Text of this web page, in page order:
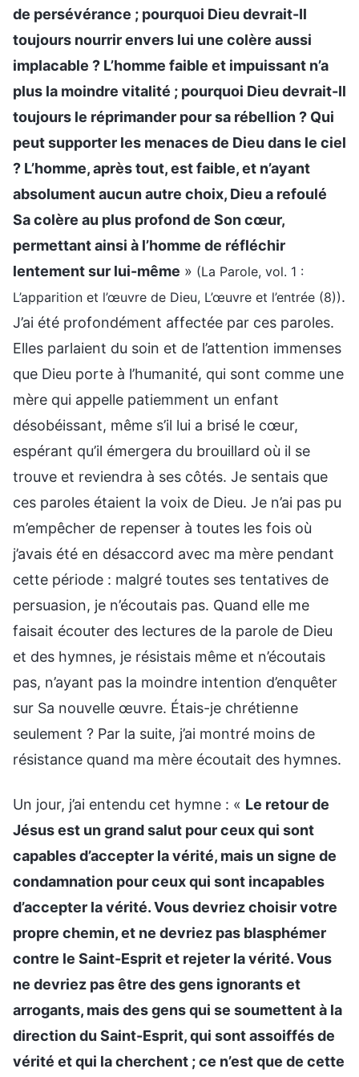
de persévérance ; pourquoi Dieu devrait-Il
toujours nourrir envers lui une colère aussi
implacable ? L’homme faible et impuissant n’a
plus la moindre vitalité ; pourquoi Dieu devrait-Il
toujours le réprimander pour sa rébellion ? Qui
peut supporter les menaces de Dieu dans le ciel
? L’homme, après tout, est faible, et n’ayant
absolument aucun autre choix, Dieu a refoulé
Sa colère au plus profond de Son cœur,
permettant ainsi à l’homme de réfléchir
lentement sur lui-même » (La Parole, vol. 1 :
L’apparition et l’œuvre de Dieu, L’œuvre et l’entrée (8)).
J’ai été profondément affectée par ces paroles.
Elles parlaient du soin et de l’attention immenses
que Dieu porte à l’humanité, qui sont comme une
mère qui appelle patiemment un enfant
désobéissant, même s’il lui a brisé le cœur,
espérant qu’il émergera du brouillard où il se
trouve et reviendra à ses côtés. Je sentais que
ces paroles étaient la voix de Dieu. Je n’ai pas pu
m’empêcher de repenser à toutes les fois où
j’avais été en désaccord avec ma mère pendant
cette période : malgré toutes ses tentatives de
persuasion, je n’écoutais pas. Quand elle me
faisait écouter des lectures de la parole de Dieu
et des hymnes, je résistais même et n’écoutais
pas, n’ayant pas la moindre intention d’enquêter
sur Sa nouvelle œuvre. Étais-je chrétienne
seulement ? Par la suite, j’ai montré moins de
résistance quand ma mère écoutait des hymnes.
Un jour, j’ai entendu cet hymne : « Le retour de
Jésus est un grand salut pour ceux qui sont
capables d’accepter la vérité, mais un signe de
condamnation pour ceux qui sont incapables
d’accepter la vérité. Vous devriez choisir votre
propre chemin, et ne devriez pas blasphémer
contre le Saint-Esprit et rejeter la vérité. Vous
ne devriez pas être des gens ignorants et
arrogants, mais des gens qui se soumettent à la
direction du Saint-Esprit, qui sont assoiffés de
vérité et qui la cherchent ; ce n’est que de cette